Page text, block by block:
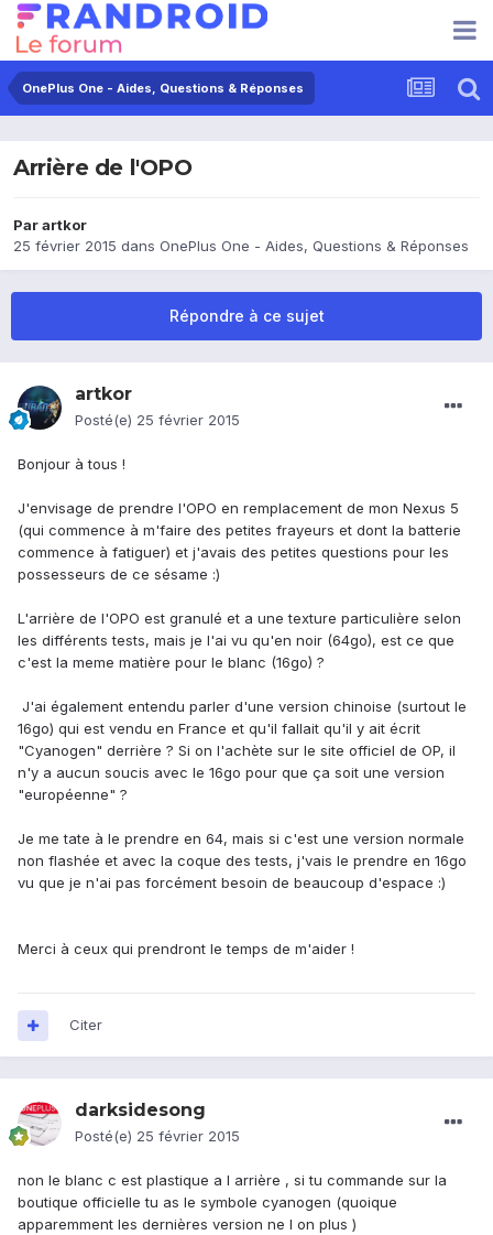
OnePlus One - Aides, Questions & Réponses
Arrière de l'OPO
Parartkor
25 février 2015 dans OnePlus One - Aides, Questions & Réponses
Répondre à ce sujet
artkor
Posté(e) 25 février 2015
Bonjour à tous !
J'envisage de prendre l'OPO en remplacement de mon Nexus 5
(qui commence à m'faire des petites frayeurs et dont la batterie
commence à fatiguer) et j'avais des petites questions pour les
possesseurs de ce sésame :)
L'arrière de l'OPO est granulé et a une texture particulière selon
les différents tests, mais je l'ai vu qu'en noir (64go), est ce que
c'est la meme matière pour le blanc (16go) ?
J'ai également entendu parler d'une version chinoise (surtout le
16go) qui est vendu en France et qu'il fallait qu'il y ait écrit
"Cyanogen" derrière ? Si on l'achète sur le site officiel de OP, il
n'y a aucun soucis avec le 16go pour que ça soit une version
"européenne" ?
Je me tate à le prendre en 64, mais si c'est une version normale
non flashée et avec la coque des tests, j'vais le prendre en 16go
vu que je n'ai pas forcément besoin de beaucoup d'espace :)
Merci à ceux qui prendront le temps de m'aider !
Citer
darksidesong
Posté(e) 25 février 2015
non le blanc c est plastique a l arrière , si tu commande sur la
boutique officielle tu as le symbole cyanogen (quoique
apparemment les dernières version ne l on plus )